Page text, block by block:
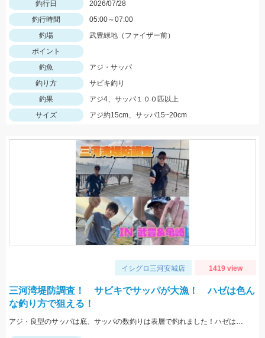
釣行日
2026/07/28
釣行時間
05:00～07:00
釣場
武豊緑地（ファイザー前）
ポイント
釣魚
アジ・サッパ
釣り方
サビキ釣り
釣果
アジ4、サッパ１００匹以上
サイズ
アジ約15cm、サッパ15~20cm
イシグロ三河安城店 1419 view
三河湾堤防調査！ サビキでサッパが大漁！ ハゼは色ん
な釣り方で狙える！
アジ・良型のサッパは底、サッパの数釣りは表層で釣れました！ハゼは蛎殻周辺で良型が良く上がりました。